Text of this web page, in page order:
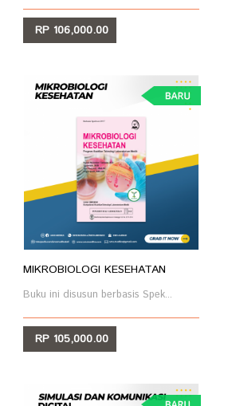
RP 106,000.00
MIKROBIOLOGI KESEHATAN
Buku ini disusun berbasis Spek...
RP 105,000.00